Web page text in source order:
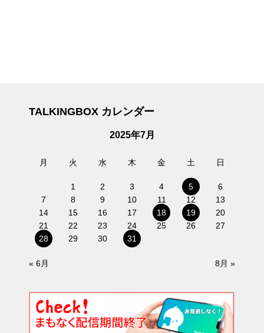
TALKINGBOX カレンダー
2025年7月
月 火 水 木 金 土 日
1 2 3 4 5
6
7
8 9 10 11 12
13
14
15 16 17 18 19
20
21
22 23 24 25 26
27
28
29 30 31
« 6月 8月 »